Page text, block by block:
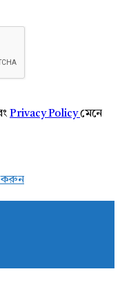
Privacy Policyমেনে
করুন